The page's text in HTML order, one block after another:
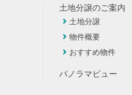
土地分譲のご案内
土地分譲
物件概要
おすすめ物件
パノラマビュー